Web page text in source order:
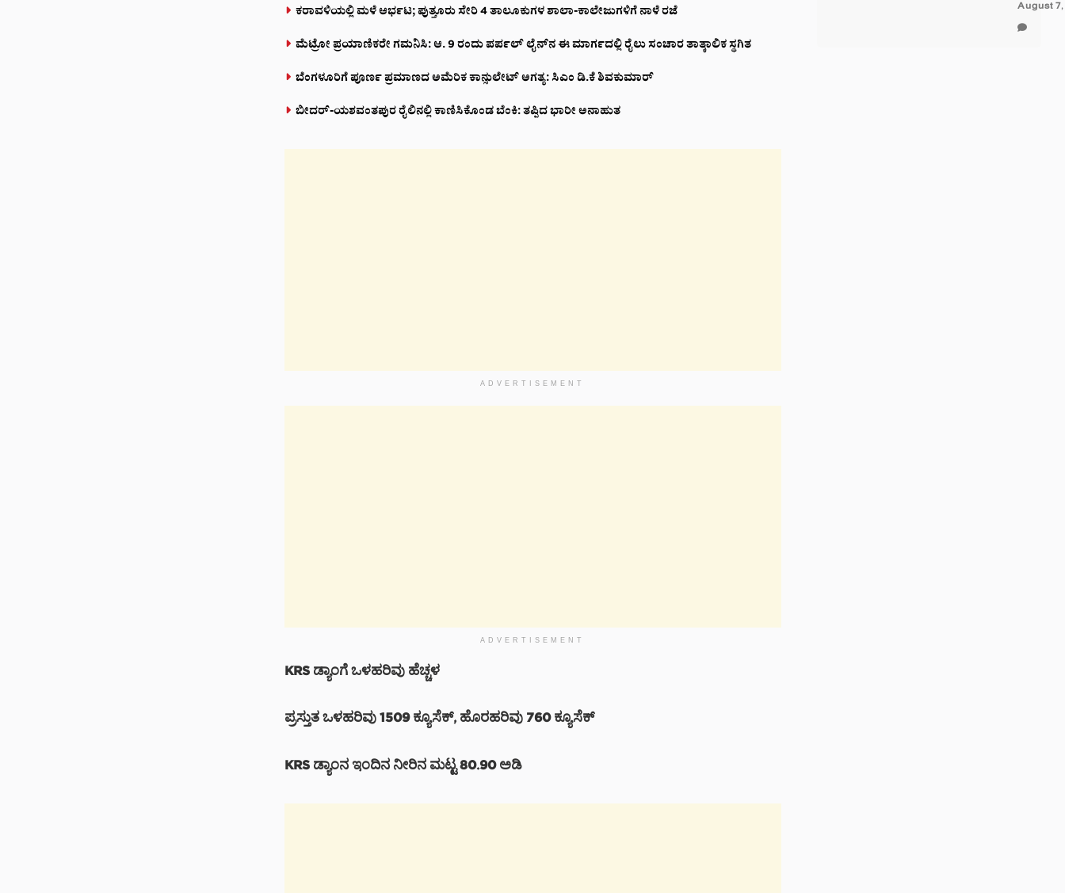
ಕರಾವಳಿಯಲ್ಲಿ ಮಳೆ ಆರ್ಭಟ; ಪುತ್ತೂರು ಸೇರಿ 4 ತಾಲೂಕುಗಳ ಶಾಲಾ-ಕಾಲೇಜುಗಳಿಗೆ ನಾಳೆ ರಜೆ
ಮೆಟ್ರೋ ಪ್ರಯಾಣಿಕರೇ ಗಮನಿಸಿ: ಆ. 9 ರಂದು ಪರ್ಪಲ್ ಲೈನ್‌ನ ಈ ಮಾರ್ಗದಲ್ಲಿ ರೈಲು ಸಂಚಾರ ತಾತ್ಕಾಲಿಕ ಸ್ಥಗಿತ
ಬೆಂಗಳೂರಿಗೆ ಪೂರ್ಣ ಪ್ರಮಾಣದ ಅಮೆರಿಕ ಕಾನ್ಸುಲೇಟ್ ಅಗತ್ಯ: ಸಿಎಂ ಡಿ.ಕೆ ಶಿವಕುಮಾರ್
ಬೀದರ್-ಯಶವಂತಪುರ ರೈಲಿನಲ್ಲಿ ಕಾಣಿಸಿಕೊಂಡ ಬೆಂಕಿ: ತಪ್ಪಿದ ಭಾರೀ ಅನಾಹುತ
ADVERTISEMENT
ADVERTISEMENT
KRS ಡ್ಯಾಂಗೆ ಒಳಹರಿವು ಹೆಚ್ಚಳ
ಪ್ರಸ್ತುತ ಒಳಹರಿವು 1509 ಕ್ಯೂಸೆಕ್, ಹೊರಹರಿವು 760 ಕ್ಯೂಸೆಕ್
KRS ಡ್ಯಾಂನ ಇಂದಿನ ನೀರಿನ ಮಟ್ಟ 80.90 ಅಡಿ
August 7,